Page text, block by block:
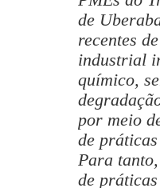
de
recentes
industrial
químico,
por meio
de
Para
de